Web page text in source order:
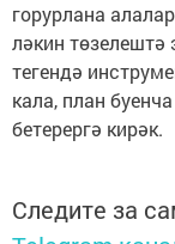
горурлана
ләкин
тегендә
кала, план
бетерергә кирәк.
Следите за